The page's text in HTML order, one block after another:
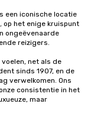
een iconische locatie
op het enige kruispunt
ongeëvenaarde
reizigers.
voelen, net als de
sinds 1907, en de
verwelkomen. Ons
consistentie in het
maar